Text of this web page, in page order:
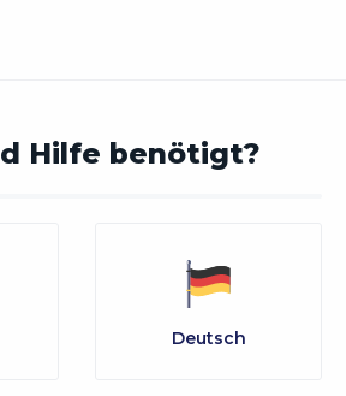
Hilfe benötigt?
Deutsch